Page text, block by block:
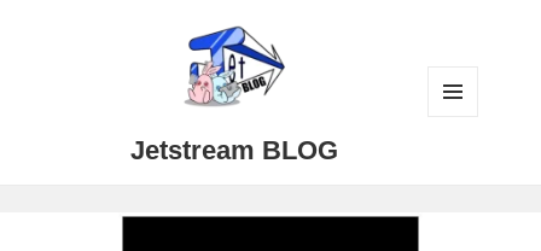
Jetstream BLOG